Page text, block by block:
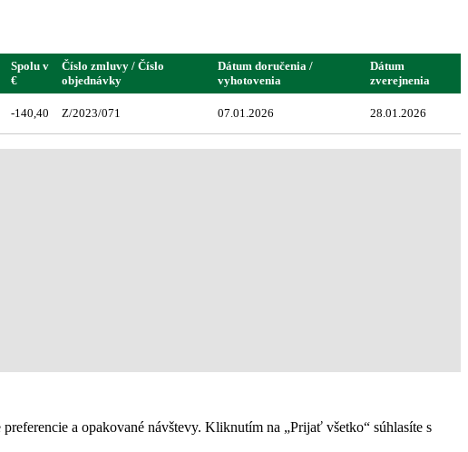
Spolu v
€
Číslo zmluvy / Číslo
objednávky
Dátum doručenia /
vyhotovenia
Dátum
zverejnenia
-140,40 Z/2023/071 07.01.2026 28.01.2026
a opakované návštevy. Kliknutím na „Prijať všetko“ súhlasíte s